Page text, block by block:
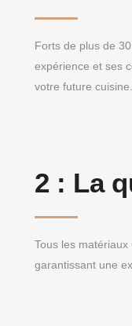
Forts de plus de
expérience et ses
votre future
2 : La
Tous les
garantissant une